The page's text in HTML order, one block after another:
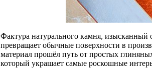
Фактура натурального камня, изысканный
превращает обычные поверхности в
материал прошёл путь от простых
который украшает самые роскошные